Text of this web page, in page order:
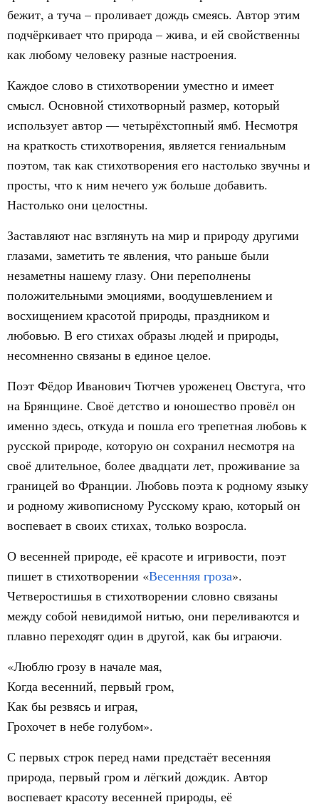
бежит, а туча – проливает дождь смеясь. Автор этим
подчёркивает что природа – жива, и ей свойственны
как любому человеку разные настроения.
Каждое слово в стихотворении уместно и имеет
смысл. Основной стихотворный размер, который
использует автор — четырёхстопный ямб. Несмотря
на краткость стихотворения, является гениальным
поэтом, так как стихотворения его настолько звучны и
просты, что к ним нечего уж больше добавить.
Настолько они целостны.
Заставляют нас взглянуть на мир и природу другими
глазами, заметить те явления, что раньше были
незаметны нашему глазу. Они переполнены
положительными эмоциями, воодушевлением и
восхищением красотой природы, праздником и
любовью. В его стихах образы людей и природы,
несомненно связаны в единое целое.
Поэт Фёдор Иванович Тютчев уроженец Овстуга, что
на Брянщине. Своё детство и юношество провёл он
именно здесь, откуда и пошла его трепетная любовь к
русской природе, которую он сохранил несмотря на
своё длительное, более двадцати лет, проживание за
границей во Франции. Любовь поэта к родному языку
и родному живописному Русскому краю, который он
воспевает в своих стихах, только возросла.
О весенней природе, её красоте и игривости, поэт
пишет в стихотворении «Весенняя гроза».
Четверостишья в стихотворении словно связаны
между собой невидимой нитью, они переливаются и
плавно переходят один в другой, как бы играючи.
«Люблю грозу в начале мая,
Когда весенний, первый гром,
Как бы резвясь и играя,
Грохочет в небе голубом».
С первых строк перед нами предстаёт весенняя
природа, первый гром и лёгкий дождик. Автор
воспевает красоту весенней природы, её